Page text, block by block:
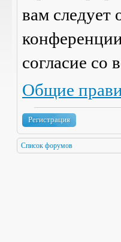
вам следует
согласие со
Общие
Регистрация
Список форумов